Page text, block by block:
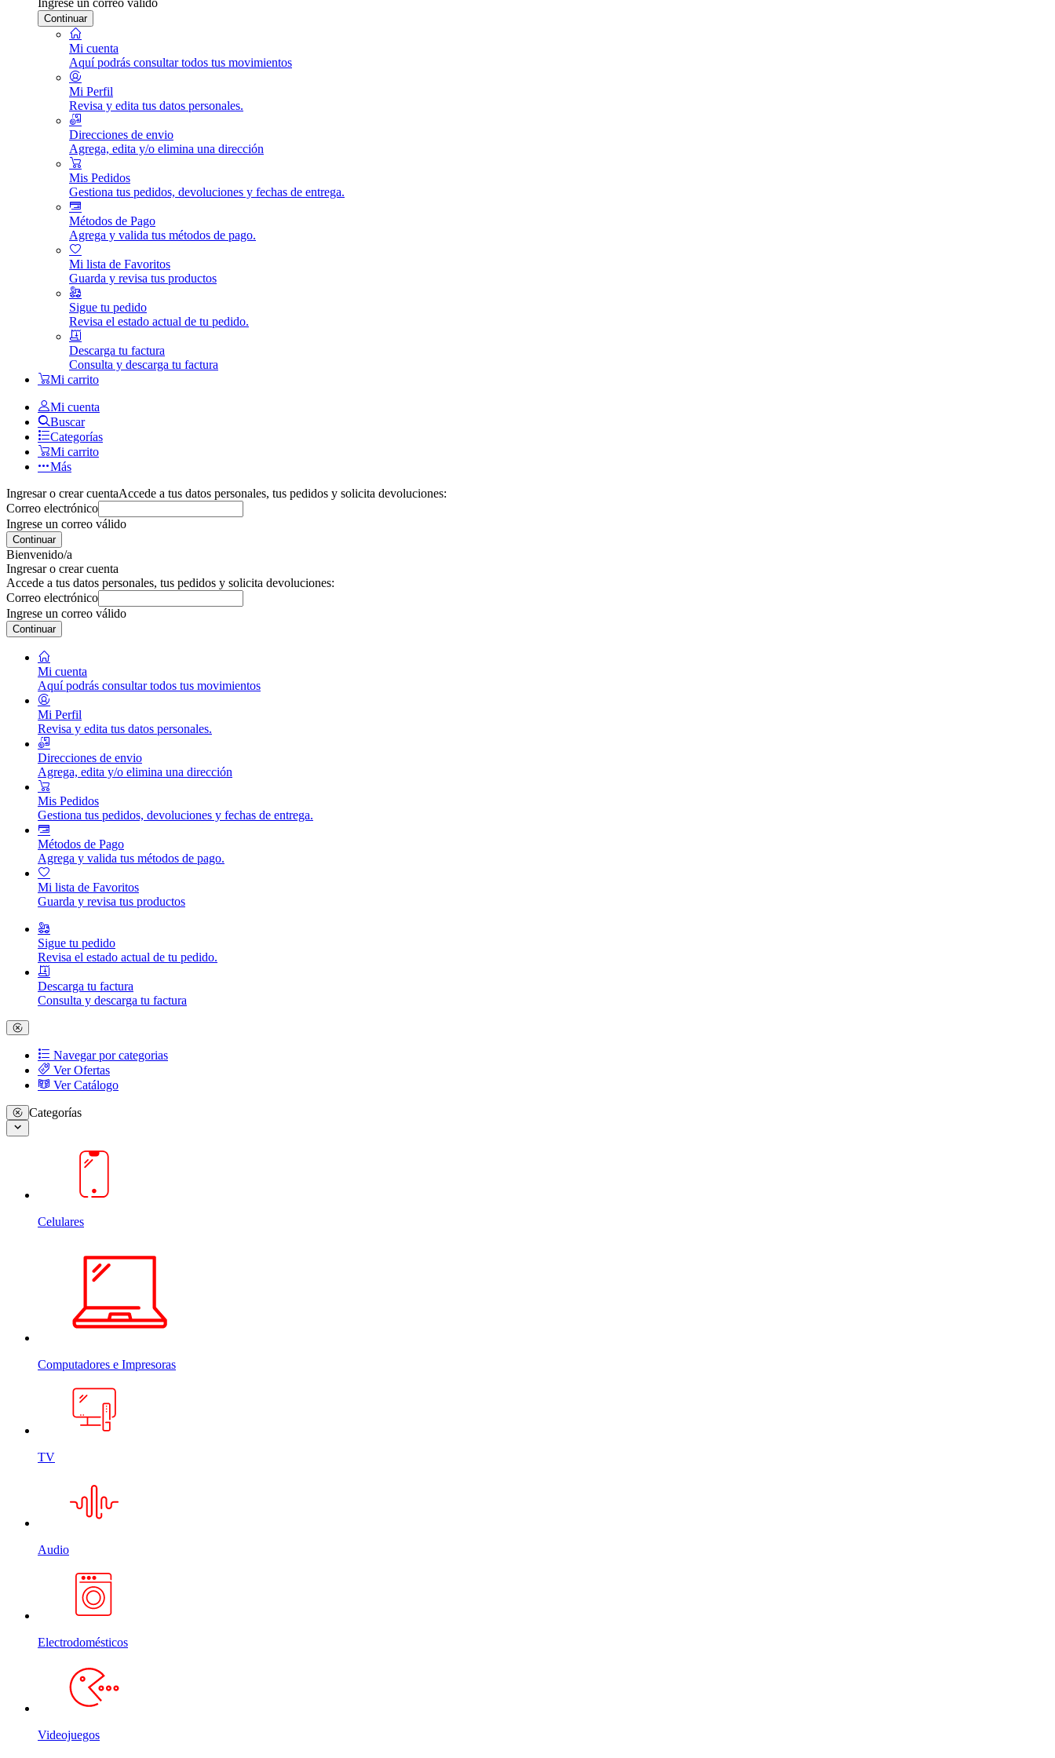
Continuar
Mi cuenta
Aquí podrás consultar todos tus movimientos
Mi Perfil
Revisa y edita tus datos personales.
Direcciones de envio
Agrega, edita y/o elimina una dirección
Mis Pedidos
Gestiona tus pedidos, devoluciones y fechas de entrega.
Métodos de Pago
Agrega y valida tus métodos de pago.
Mi lista de Favoritos
Guarda y revisa tus productos
Sigue tu pedido
Revisa el estado actual de tu pedido.
Descarga tu factura
Consulta y descarga tu factura
Mi carrito
Mi cuenta
Buscar
Categorías
Mi carrito
Más
Ingresar o crear cuentaAccede a tus datos personales, tus pedidos y solicita devoluciones:
Correo electrónico
Ingrese un correo válido
Continuar
Bienvenido/a
Ingresar o crear cuenta
Accede a tus datos personales, tus pedidos y solicita devoluciones:
Correo electrónico
Ingrese un correo válido
Continuar
Mi cuenta
Aquí podrás consultar todos tus movimientos
Mi Perfil
Revisa y edita tus datos personales.
Direcciones de envio
Agrega, edita y/o elimina una dirección
Mis Pedidos
Gestiona tus pedidos, devoluciones y fechas de entrega.
Métodos de Pago
Agrega y valida tus métodos de pago.
Mi lista de Favoritos
Guarda y revisa tus productos
Sigue tu pedido
Revisa el estado actual de tu pedido.
Descarga tu factura
Consulta y descarga tu factura
Navegar por categorias
Ver Ofertas
Ver Catálogo
Categorías
Celulares
Computadores e Impresoras
TV
Audio
Electrodomésticos
Videojuegos